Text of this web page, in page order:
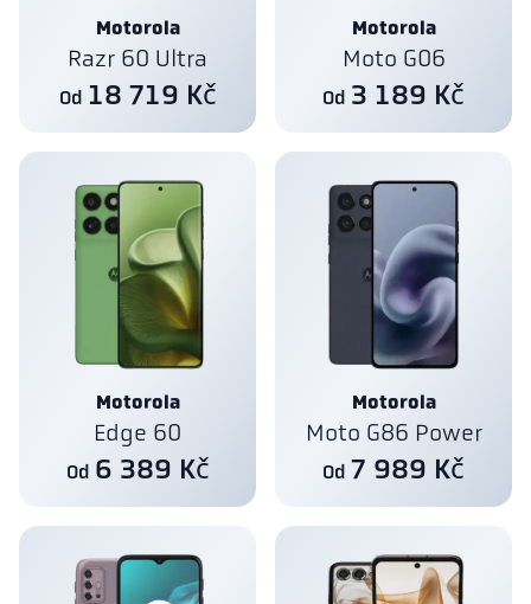
Motorola
Razr 60 Ultra
Od 18 719 Kč
Motorola
Moto G06
Od 3 189 Kč
Motorola
Edge 60
Od 6 389 Kč
Motorola
Moto G86 Power
Od 7 989 Kč